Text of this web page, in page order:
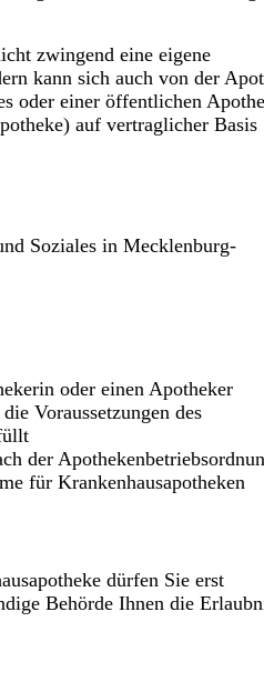
zwingend eine eigene
kann sich auch von der
oder einer öffentlichen
auf vertraglicher Basis
Soziales in Mecklenburg-
oder einen Apotheker
Voraussetzungen des
der
für Krankenhausapotheken
dürfen Sie erst
Behörde Ihnen die